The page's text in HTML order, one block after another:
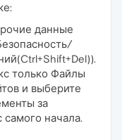
данные
только Файлы
и выберите
за
начала.